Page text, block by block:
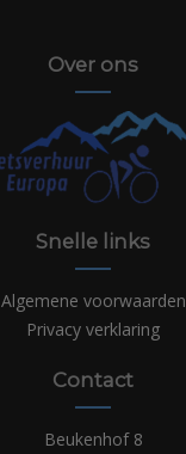
Over ons
Snelle links
Algemene voorwaarden
Privacy verklaring
Contact
Beukenhof 8